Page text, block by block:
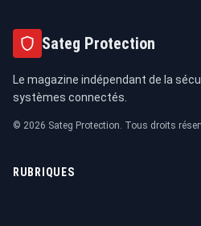
Sateg Protection
Le magazine indépendant de la
systèmes connectés.
© 2026 Sateg Protection. Tous droits
RUBRIQUES